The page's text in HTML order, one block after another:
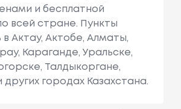
и бесплатной
всей стране. Пункты
в Актау, Актобе, Алматы,
Караганде, Уральске,
Талдыкоргане,
городах Казахстана.